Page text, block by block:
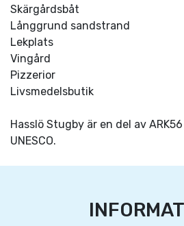
Skärgårdsbåt
Långgrund sandstrand
Lekplats
Vingård
Pizzerior
Livsmedelsbutik
Hasslö Stugby är en del av
UNESCO.